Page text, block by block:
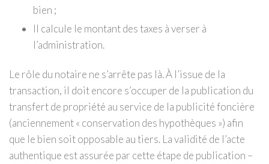
bien ;
Il calcule le montant des taxes à verser à
l’administration.
Le rôle du notaire ne s’arrête pas là. À l’issue de la
transaction, il doit encore s’occuper de la publication du
transfert de propriété au service de la publicité foncière
(anciennement « conservation des hypothèques ») afin
que le bien soit opposable au tiers. La validité de l’acte
authentique est assurée par cette étape de publication –